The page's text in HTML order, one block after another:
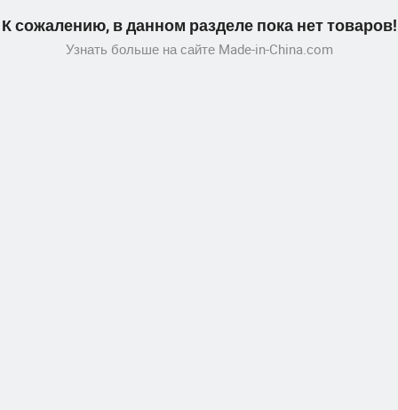
К сожалению, в данном разделе пока нет товаров!
Узнать больше на сайте Made-in-China.com